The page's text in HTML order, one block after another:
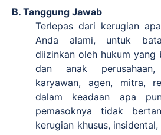
B. Tanggung Jawab
Terlepas dari kerugian
Anda alami, untuk
diizinkan oleh hukum yang
dan anak
karyawan, agen, mitra,
dalam keadaan apa
pemasoknya tidak
kerugian khusus,